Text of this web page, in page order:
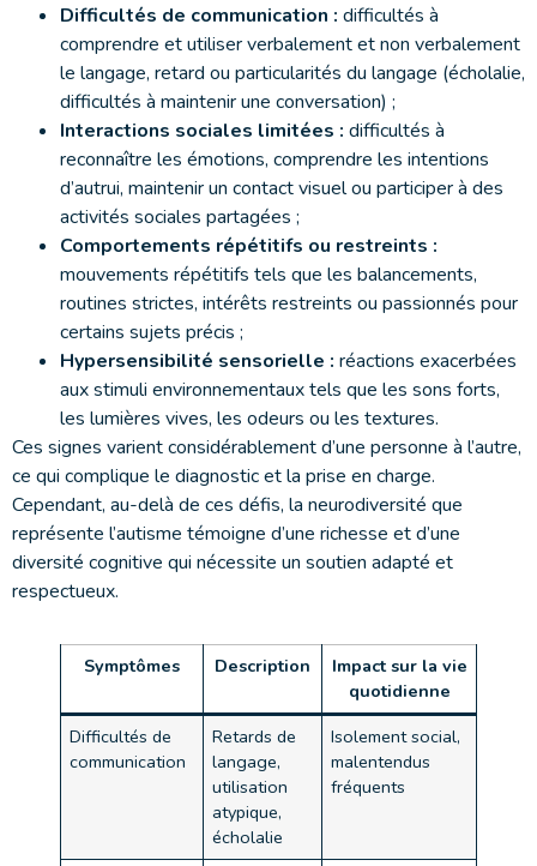
Difficultés de communication : difficultés à
comprendre et utiliser verbalement et non verbalement
le langage, retard ou particularités du langage (écholalie,
difficultés à maintenir une conversation) ;
Interactions sociales limitées : difficultés à
reconnaître les émotions, comprendre les intentions
d’autrui, maintenir un contact visuel ou participer à des
activités sociales partagées ;
Comportements répétitifs ou restreints :
mouvements répétitifs tels que les balancements,
routines strictes, intérêts restreints ou passionnés pour
certains sujets précis ;
Hypersensibilité sensorielle : réactions exacerbées
aux stimuli environnementaux tels que les sons forts,
les lumières vives, les odeurs ou les textures.
Ces signes varient considérablement d’une personne à l’autre,
ce qui complique le diagnostic et la prise en charge.
Cependant, au-delà de ces défis, la neurodiversité que
représente l’autisme témoigne d’une richesse et d’une
diversité cognitive qui nécessite un soutien adapté et
respectueux.
Symptômes Description
Impact sur la vie
quotidienne
Difficultés de
communication
Retards de
langage,
utilisation
atypique,
écholalie
Isolement social,
malentendus
fréquents